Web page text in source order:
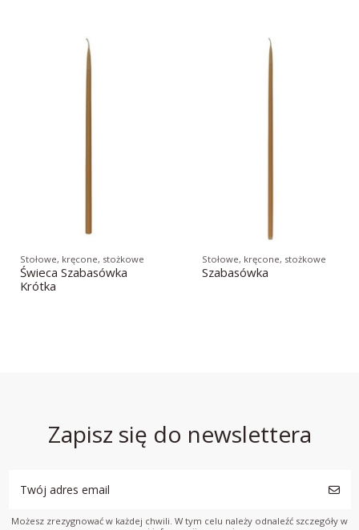
Stołowe, kręcone, stożkowe
Świeca Szabasówka
Krótka
Stołowe, kręcone, stożkowe
Szabasówka
Zapisz się do newslettera
Możesz zrezygnować w każdej chwili. W tym celu należy odnaleźć szczegóły w